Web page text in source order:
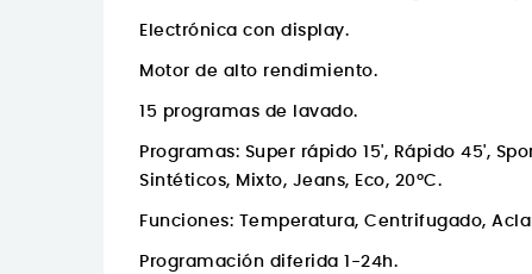
Electrónica con display.
Motor de alto rendimiento.
15 programas de lavado.
Programas: Super rápido 15', Rápido 45',
Sintéticos, Mixto, Jeans, Eco, 20ºC.
Funciones: Temperatura, Centrifugado,
Programación diferida 1-24h.